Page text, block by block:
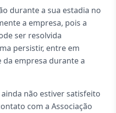
durante a sua estadia no
a empresa, pois a
ser resolvida
persistir, entre em
empresa durante a
não estiver satisfeito
com a Associação